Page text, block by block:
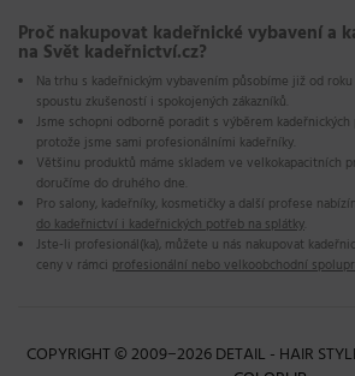
Proč nakupovat kadeřnické vybavení a
na Svět kadeřnictví.cz?
Na trhu s kadeřnickým vybavením působíme již od roku
spoustu zkušeností i spokojených zákazníků.
Jsme schopni odborně poradit s výběrem
protože jsme sami profesionálními kadeřníky
Většinu produktů máme skladem ve velkokapacitních
doručíme do druhého dne
Pro salony, kadeřníky, kosmetičky a další profese
do kadeřnictví i kadeřnických potřeb na splátky
Jste-li profesionál(ka), můžete u nás nakupovat
ceny v rámci profesionální nebo velkoobchodní
COPYRIGHT © 2009−2026 DETAIL - HAIR